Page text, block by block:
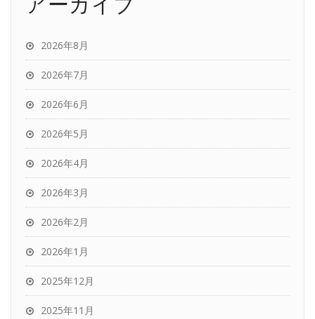
2026年8月
2026年7月
2026年6月
2026年5月
2026年4月
2026年3月
2026年2月
2026年1月
2025年12月
2025年11月